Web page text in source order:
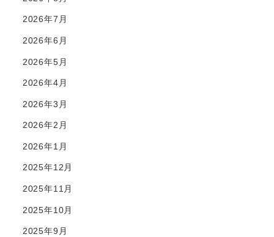
2026年7月
2026年6月
2026年5月
2026年4月
2026年3月
2026年2月
2026年1月
2025年12月
2025年11月
2025年10月
2025年9月